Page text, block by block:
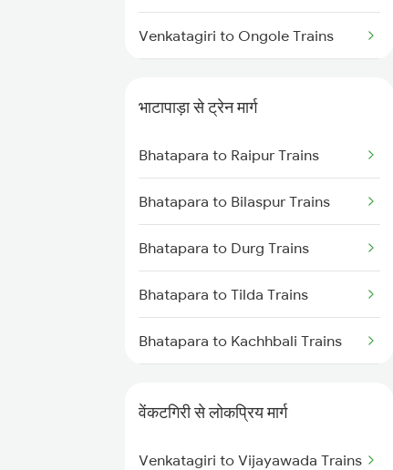
Venkatagiri to Ongole Trains
Venkatagiri to Singarayakonda
Trains
Venkatagiri to Hyderabad Trains
Venkatagiri to Nidadavolu Trains
Venkatagiri to Rajahmundry
Trains
Venkatagiri to Anaparthy Trains
भाटापाड़ा से ट्रेन मार्ग
Bhatapara to Raipur Trains
Bhatapara to Bilaspur Trains
Bhatapara to Durg Trains
Bhatapara to Tilda Trains
Bhatapara to Kachhbali Trains
Trains
Bhatapara to Dongargarh Trains
वेंकटगिरी से लोकप्रिय मार्ग
Venkatagiri to Vijayawada Trains